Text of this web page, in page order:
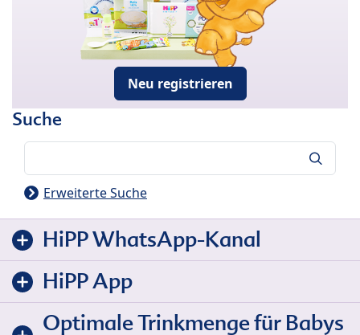
Neu registrieren
Suche
Erweiterte Suche
HiPP WhatsApp-Kanal
HiPP App
Optimale Trinkmenge für Babys